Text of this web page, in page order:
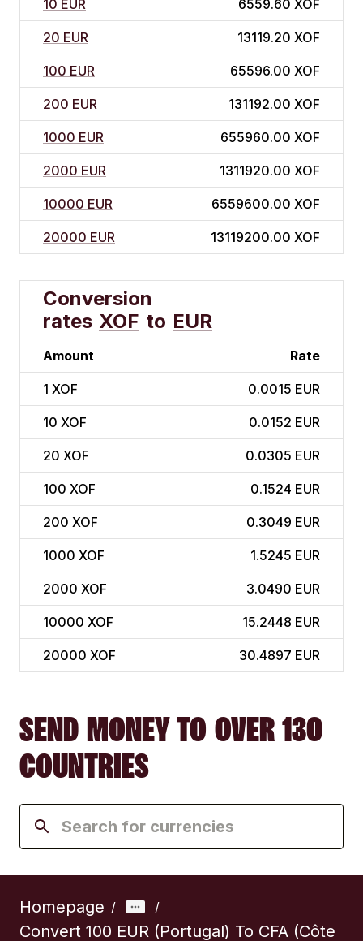
10 EUR 6559.60 XOF
20 EUR 13119.20 XOF
100 EUR 65596.00 XOF
200 EUR 131192.00 XOF
1000 EUR 655960.00 XOF
2000 EUR 1311920.00 XOF
10000 EUR 6559600.00 XOF
20000 EUR 13119200.00 XOF
Conversion
rates XOF to EUR
Amount Rate
1 XOF 0.0015 EUR
10 XOF 0.0152 EUR
20 XOF 0.0305 EUR
100 XOF 0.1524 EUR
200 XOF 0.3049 EUR
1000 XOF 1.5245 EUR
2000 XOF 3.0490 EUR
10000 XOF 15.2448 EUR
20000 XOF 30.4897 EUR
SEND MONEY TO OVER 130
COUNTRIES
Homepage / /
Convert 100 EUR (Portugal) To CFA (Côte